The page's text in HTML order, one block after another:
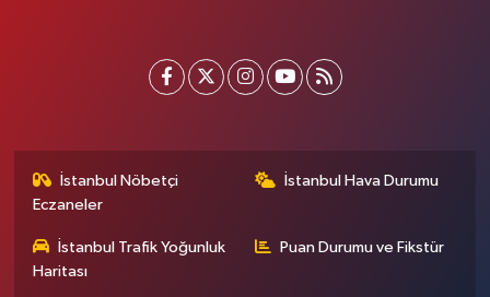
İstanbul Nöbetçi
Eczaneler
İstanbul Hava Durumu
İstanbul Trafik Yoğunluk
Haritası
Puan Durumu ve Fikstür